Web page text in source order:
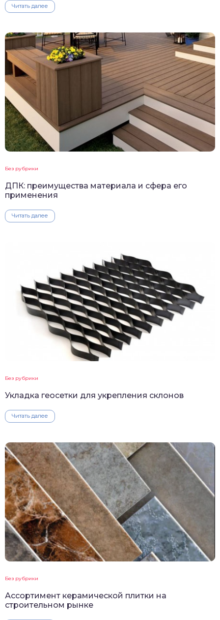
Читать далее
Без рубрики
ДПК: преимущества материала и сфера его
применения
Читать далее
Без рубрики
Укладка геосетки для укрепления склонов
Читать далее
Без рубрики
Ассортимент керамической плитки на
строительном рынке